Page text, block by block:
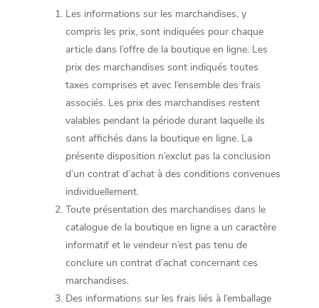
Les informations sur les marchandises, y
compris les prix, sont indiquées pour chaque
article dans l’offre de la boutique en ligne. Les
prix des marchandises sont indiqués toutes
taxes comprises et avec l’ensemble des frais
associés. Les prix des marchandises restent
valables pendant la période durant laquelle ils
sont affichés dans la boutique en ligne. La
présente disposition n’exclut pas la conclusion
d’un contrat d’achat à des conditions convenues
individuellement.
Toute présentation des marchandises dans le
catalogue de la boutique en ligne a un caractère
informatif et le vendeur n’est pas tenu de
conclure un contrat d’achat concernant ces
marchandises.
Des informations sur les frais liés à l’emballage